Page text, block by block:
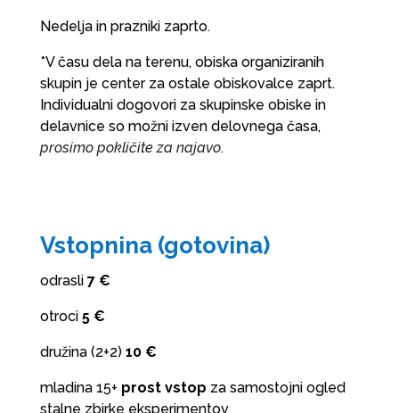
Nedelja in prazniki zaprto.
*V času dela na terenu, obiska organiziranih
skupin je center za ostale obiskovalce zaprt.
Individualni dogovori za skupinske obiske in
delavnice so možni izven delovnega časa,
prosimo pokličite za najavo.
Vstopnina (gotovina)
odrasli 7 €
otroci 5 €
družina (2+2) 10 €
mladina 15+ prost vstop za samostojni ogled
stalne zbirke eksperimentov